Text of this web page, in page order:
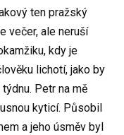
ten pražský
večer, ale neruší
kdy je
lichotí, jako by
Petr na mě
kyticí. Působil
a jeho úsměv byl